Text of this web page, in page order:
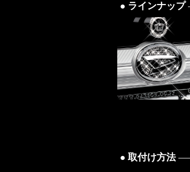
● ラインナップ
● 取付け方法